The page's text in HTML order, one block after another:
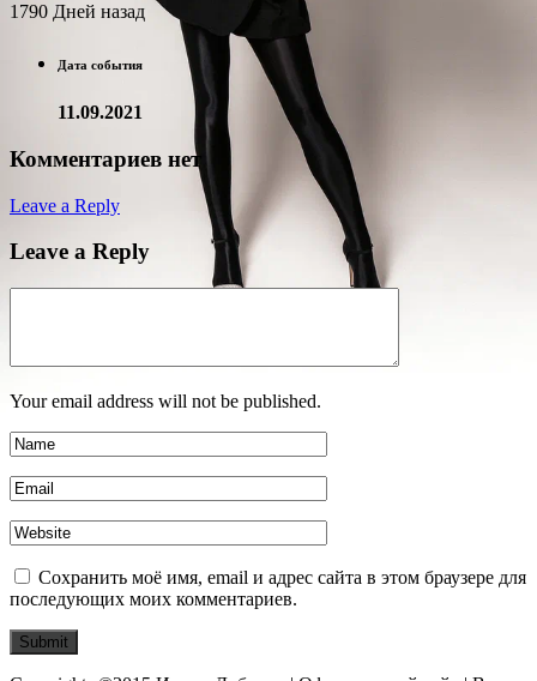
1790 Дней назад
Дата события
11.09.2021
Комментариев нет
Leave a Reply
Leave a Reply
Your email address will not be published.
Сохранить моё имя, email и адрес сайта в этом браузере для
последующих моих комментариев.